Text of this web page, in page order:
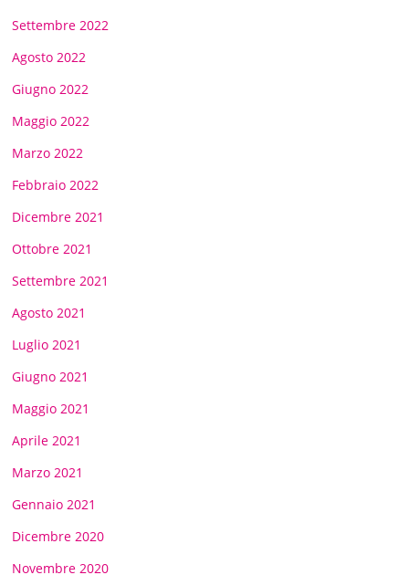
Settembre 2022
Agosto 2022
Giugno 2022
Maggio 2022
Marzo 2022
Febbraio 2022
Dicembre 2021
Ottobre 2021
Settembre 2021
Agosto 2021
Luglio 2021
Giugno 2021
Maggio 2021
Aprile 2021
Marzo 2021
Gennaio 2021
Dicembre 2020
Novembre 2020